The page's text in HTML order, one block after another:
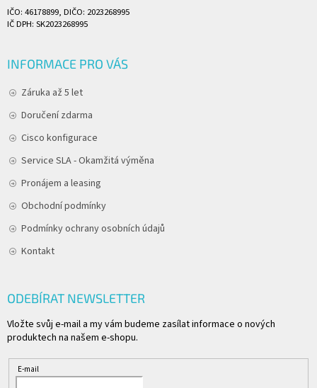
IČO: 46178899, DIČO: 2023268995
IČ DPH: SK2023268995
INFORMACE PRO VÁS
Záruka až 5 let
Doručení zdarma
Cisco konfigurace
Service SLA - Okamžitá výměna
Pronájem a leasing
Obchodní podmínky
Podmínky ochrany osobních údajů
Kontakt
ODEBÍRAT NEWSLETTER
Vložte svůj e-mail a my vám budeme zasílat informace o nových
produktech na našem e-shopu.
E-mail